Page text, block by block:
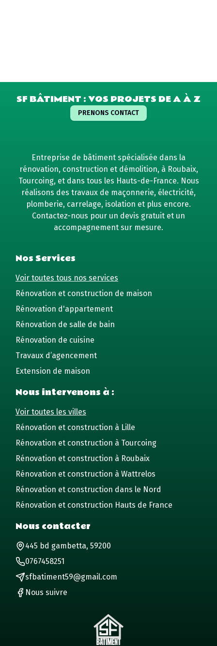
SF BÂTIMENT : VOS PROJETS DE A À Z
PRENONS CONTACT
Entreprise de bâtiment spécialisée dans la
rénovation, construction et démolition, à Roubaix,
Tourcoing, et dans tous les Hauts-de-France. Nous
réalisons des travaux de maçonnerie, électricité,
plomberie, carrelage, isolation et plus encore.
Contactez-nous pour un devis gratuit et un
accompagnement sur mesure.
Nos Services
Voir toutes tous nos services
Rénovation et construction de maison
Rénovation d'appartement
Rénovation de salle de bain
Rénovation de cuisine
Travaux d’agencement
Extension de maison
Nous intervenons à :
Voir toutes les villes
Rénovation et construction à Lille
Rénovation et construction à Tourcoing
Rénovation et construction à Roubaix
Rénovation et construction à Wattrelos
Rénovation et construction dans le Nord
Rénovation et construction Hauts de France
Nous contacter
445 bd gambetta, 59200
0767458251
sfbatiment59@gmail.com
Nous suivre